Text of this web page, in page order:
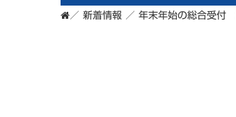
／ 新着情報 ／ 年末年始の総合受付